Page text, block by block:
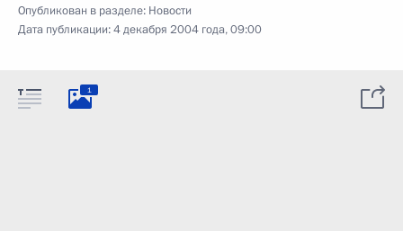
Опубликован в разделе: Новости
Дата публикации:4 декабря 2004 года, 09:00
1